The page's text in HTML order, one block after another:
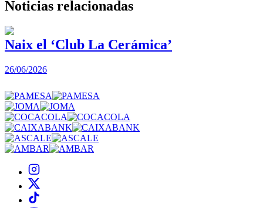
Noticias relacionadas
Naix el ‘Club La Cerámica’
26/06/2026